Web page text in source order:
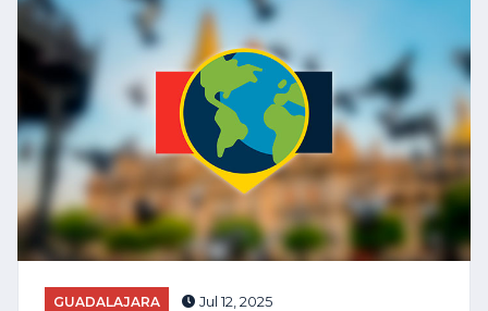
GUADALAJARA Jul 12, 2025